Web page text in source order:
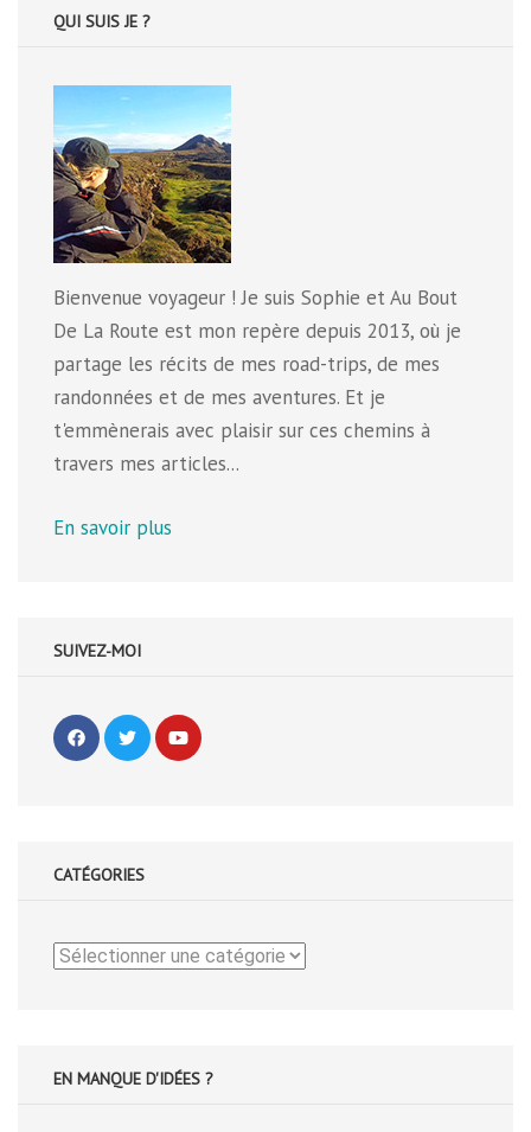
QUI SUIS JE ?
Bienvenue voyageur ! Je suis Sophie et Au Bout
De La Route est mon repère depuis 2013, où je
partage les récits de mes road-trips, de mes
randonnées et de mes aventures. Et je
t'emmènerais avec plaisir sur ces chemins à
travers mes articles...
En savoir plus
SUIVEZ-MOI
CATÉGORIES
Catégories
EN MANQUE D'IDÉES ?